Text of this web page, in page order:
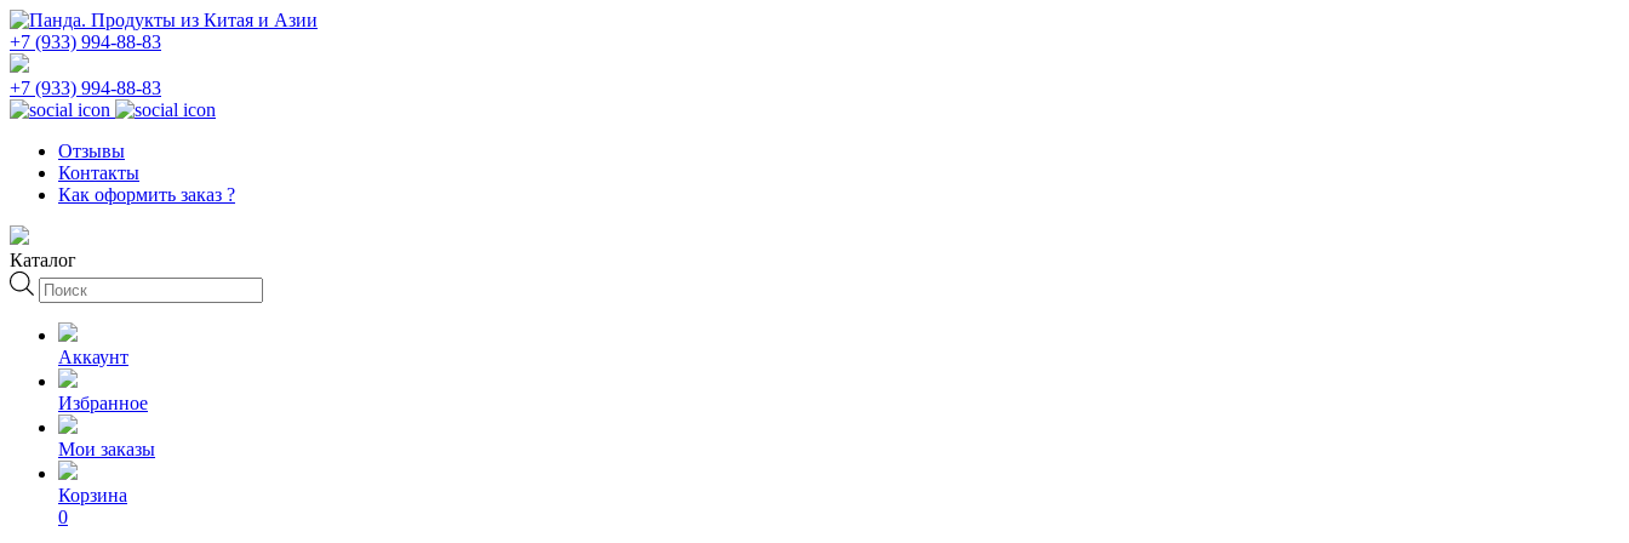
+7 (933) 994-88-83
+7 (933) 994-88-83
Отзывы
Контакты
Как оформить заказ ?
Каталог
Поиск
товаров
Аккаунт
Избранное
Мои заказы
Корзина
0